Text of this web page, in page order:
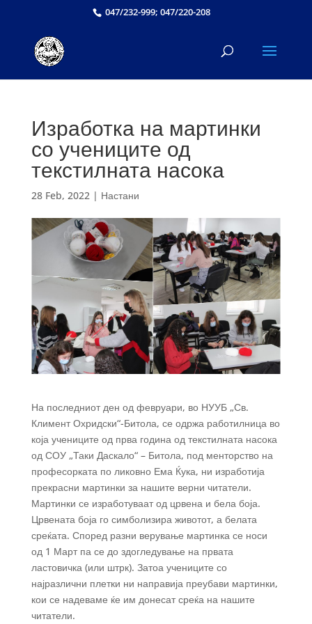
047/232-999; 047/220-208
Изработка на мартинки
со учениците од
текстилната насока
28 Feb, 2022| Настани
На последниот ден од февруари, во НУУБ „Св.
Климент Охридски“-Битола, се одржа работилница во
која учениците од прва година од текстилната насока
од СОУ „Таки Даскало“ – Битола, под менторство на
професорката по ликовно Ема Ќука, ни изработија
прекрасни мартинки за нашите верни читатели.
Мартинки се изработуваат од црвена и бела боја.
Црвената боја го симболизира животот, а белата
среќата. Според разни верување мартинка се носи
од 1 Март па се до здогледување на првата
ластовичка (или штрк). Затоа учениците со
најразлични плетки ни направија преубави мартинки,
кои се надеваме ќе им донесат среќа на нашите
читатели.